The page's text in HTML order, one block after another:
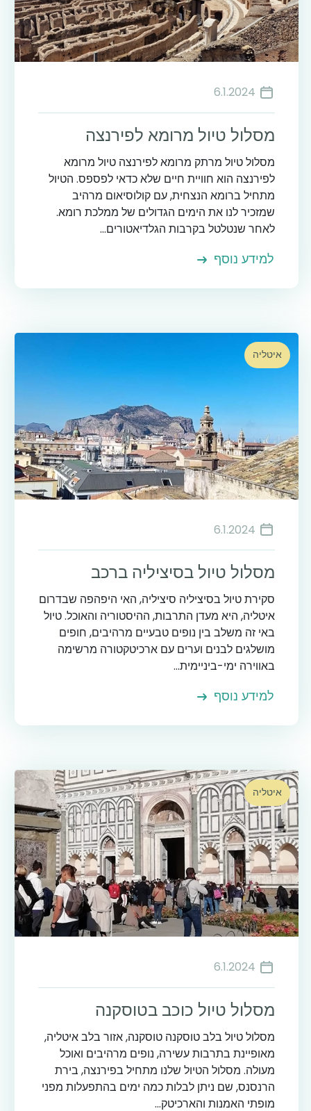
6.1.2024
מסלול טיול מרומא לפירנצה
מסלול טיול מרתק מרומא לפירנצה טיול מרומא
לפירנצה הוא חוויית חיים שלא כדאי לפספס. הטיול
מתחיל ברומא הנצחית, עם קולוסיאום מרהיב
שמזכיר לנו את הימים הגדולים של ממלכת רומא.
לאחר שנטלטל בקרבות הגלדיאטורים...
למידע נוסף
איטליה
6.1.2024
מסלול טיול בסיציליה ברכב
סקירת טיול בסיציליה סיציליה, האי היפהפה שבדרום
איטליה, היא מעדן התרבות, ההיסטוריה והאוכל. טיול
באי זה משלב בין נופים טבעיים מרהיבים, חופים
מושלגים לבנים וערים עם ארכיטקטורה מרשימה
באווירה ימי-ביניימית...
למידע נוסף
איטליה
6.1.2024
מסלול טיול כוכב בטוסקנה
מסלול טיול בלב טוסקנה טוסקנה, אזור בלב איטליה,
מאופיינת בתרבות עשירה, נופים מרהיבים ואוכל
מעולה. מסלול הטיול שלנו מתחיל בפירנצה, בירת
הרנסנס, שם ניתן לבלות כמה ימים בהתפעלות מפני
מופתי האמנות והארכיטק...